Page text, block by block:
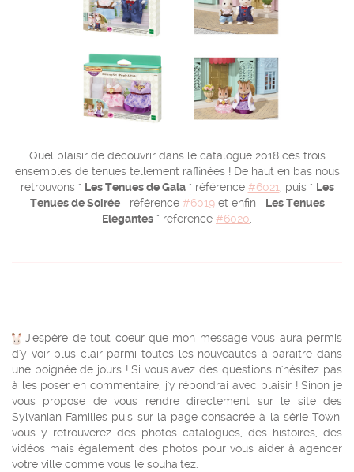
Quel plaisir de découvrir dans le catalogue 2018 ces trois
ensembles de tenues tellement raffinées ! De haut en bas nous
retrouvons " Les Tenues de Gala" référence #6021, puis " Les
Tenues de Soirée" référence #6019et enfin " Les Tenues
Elégantes " référence #6020.
J'espère de tout coeur que mon message vous aura permis
d'y voir plus clair parmi toutes les nouveautés à paraitre dans
une poignée de jours ! Si vous avez des questions n'hésitez pas
à les poser en commentaire, j'y répondrai avec plaisir ! Sinon je
vous propose de vous rendre directement sur le site des
Sylvanian Families puis sur la page consacrée à la série Town,
vous y retrouverez des photos catalogues, des histoires, des
vidéos mais également des photos pour vous aider à agencer
votre ville comme vous le souhaitez.